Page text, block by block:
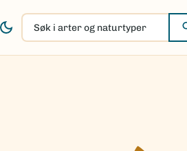
Søk
i
arter